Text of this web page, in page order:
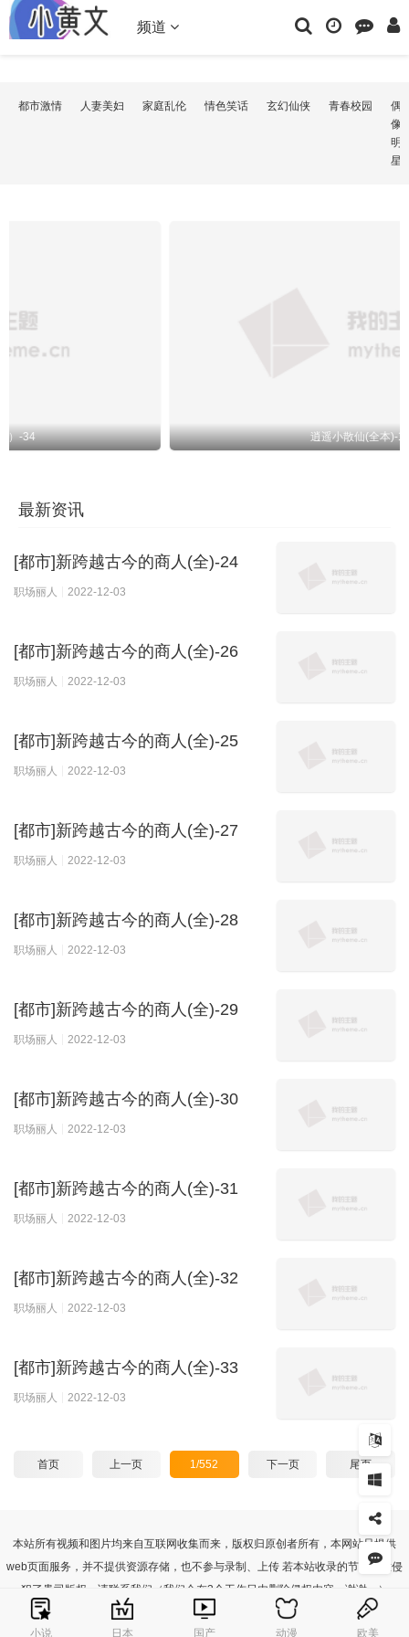
频道
都市激情 人妻美妇 家庭乱伦 情色笑话 玄幻仙侠 青春校园
偶
像
明
星
逍遥小散仙(全本)-10
最新资讯
[都市]新跨越古今的商人(全)-24
职场丽人 2022-12-03
[都市]新跨越古今的商人(全)-26
职场丽人 2022-12-03
[都市]新跨越古今的商人(全)-25
职场丽人 2022-12-03
[都市]新跨越古今的商人(全)-27
职场丽人 2022-12-03
[都市]新跨越古今的商人(全)-28
职场丽人 2022-12-03
[都市]新跨越古今的商人(全)-29
职场丽人 2022-12-03
[都市]新跨越古今的商人(全)-30
职场丽人 2022-12-03
[都市]新跨越古今的商人(全)-31
职场丽人 2022-12-03
[都市]新跨越古今的商人(全)-32
职场丽人 2022-12-03
[都市]新跨越古今的商人(全)-33
职场丽人 2022-12-03
首页 上一页 1/552 下一页 尾页
本站所有视频和图片均来自互联网收集而来，版权归原创者所有，本网站只提供
web页面服务，并不提供资源存储，也不参与录制、上传 若本站收录的节目无意侵
犯了贵司版权，请联系我们（我们会在3个工作日内删除侵权内容，谢谢。）
© 2026 小黄文小说-小黄文视频在线观看
小说
日本 国产 动漫 欧美